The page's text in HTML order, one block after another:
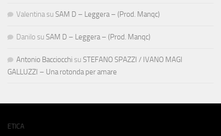
Valentina su SAM D – Leggera – (Prod. Manqc)
Danilo su SAM D – Leggera – (Prod. Manqc)
Antonio Bacciocchi su STEFANO SPAZZI / IVANO MAGI
GALLUZZI – Una rotonda per amare
ETICA